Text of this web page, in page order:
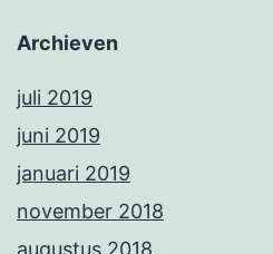
Archieven
juli 2019
juni 2019
januari 2019
november 2018
augustus 2018